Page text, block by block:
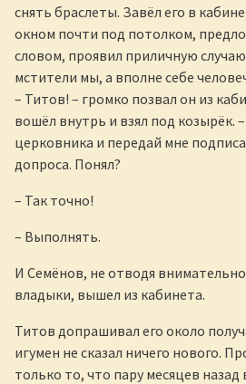
снять браслеты. Завёл его в
окном почти под потолком,
словом, проявил приличную
мстители мы, а вполне себе
– Титов! – громко позвал он из
вошёл внутрь и взял под козырёк.
церковника и передай мне
допроса. Понял?
– Так точно!
– Выполнять.
И Семёнов, не отводя
владыки, вышел из кабинета.
Титов допрашивал его около
игумен не сказал ничего нового.
только то, что пару месяцев